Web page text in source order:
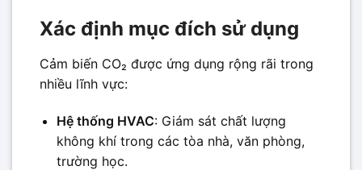
Xác định mục đích sử dụng
Cảm biến CO₂ được ứng dụng rộng rãi trong
nhiều lĩnh vực:
Hệ thống HVAC: Giám sát chất lượng
không khí trong các tòa nhà, văn phòng,
trường học.